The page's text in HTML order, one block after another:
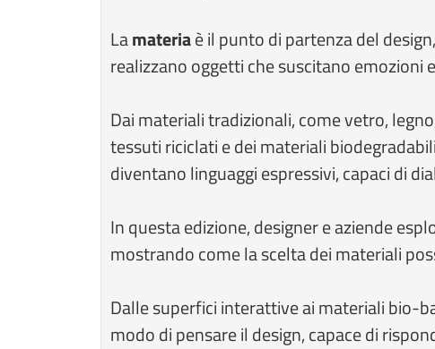
Lamateriaè il punto di partenza del
realizzano oggetti che suscitano emozioni
Dai materiali tradizionali, come vetro,
tessuti riciclati e dei materiali
diventano linguaggi espressivi, capaci di
In questa edizione, designer e aziende
mostrando come la scelta dei materiali
Dalle superfici interattive ai materiali bio-
modo di pensare il design, capace di